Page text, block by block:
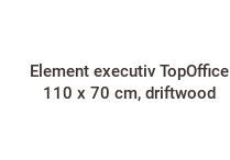
Element executiv TopOffice
110 x 70 cm, driftwood